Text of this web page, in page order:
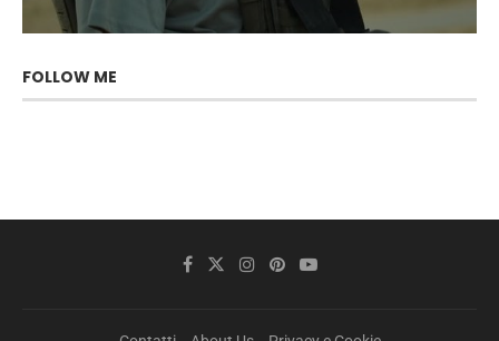
FOLLOW ME